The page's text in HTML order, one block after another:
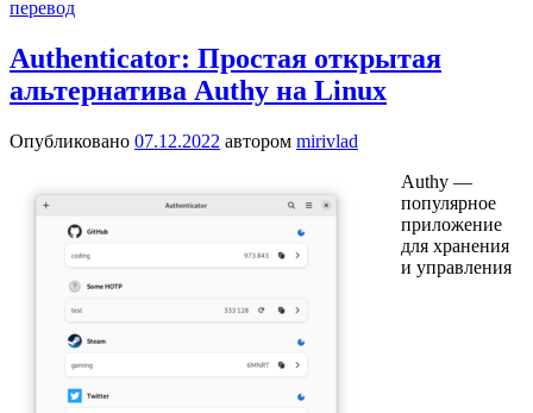
перевод
Authenticator: Простая открытая
альтернатива Authy на Linux
Опубликовано 07.12.2022 автором mirivlad
Authy —
популярное
приложение
для хранения
и управления